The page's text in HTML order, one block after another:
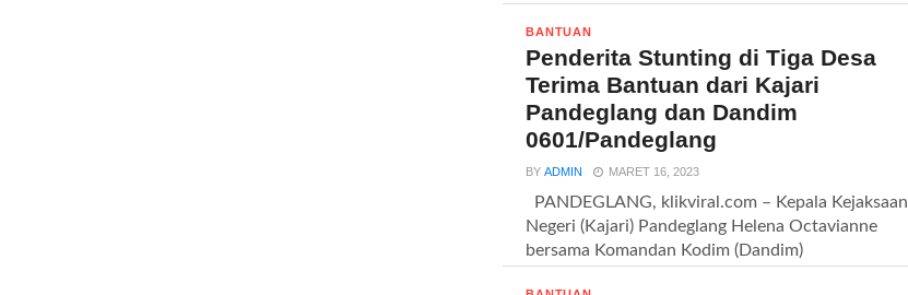
BANTUAN
Penderita Stunting di Tiga Desa
Terima Bantuan dari Kajari
Pandeglang dan Dandim
0601/Pandeglang
BYADMIN MARET 16, 2023
PANDEGLANG, klikviral.com – Kepala Kejaksaan
Negeri (Kajari) Pandeglang Helena Octavianne
bersama Komandan Kodim (Dandim)